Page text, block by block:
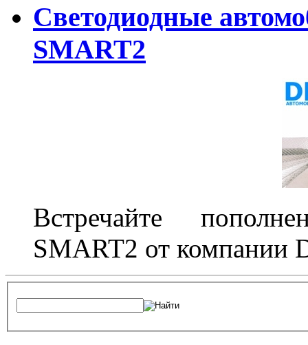
Светодиодные
SMART2
Встречайте
SMART2 от компании